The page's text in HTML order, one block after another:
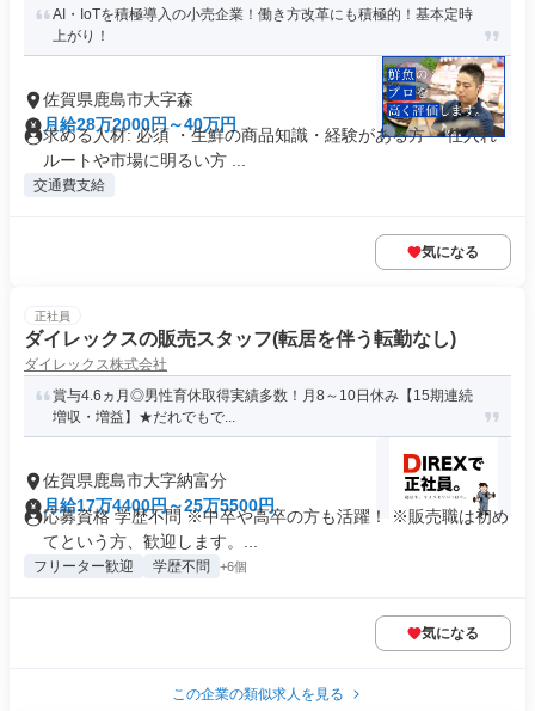
AI・IoTを積極導入の小売企業！働き方改革にも積極的！基本定時
上がり！
佐賀県鹿島市大字森
月給28万2000円～40万円
求める人材: 必須 ・生鮮の商品知識・経験がある方 ・仕入れ
ルートや市場に明るい方 ...
交通費支給
気になる
正社員
ダイレックスの販売スタッフ(転居を伴う転勤なし)
ダイレックス株式会社
賞与4.6ヵ月◎男性育休取得実績多数！月8～10日休み【15期連続
増収・増益】★だれでもで...
佐賀県鹿島市大字納富分
月給17万4400円～25万5500円
応募資格 学歴不問 ※中卒や高卒の方も活躍！ ※販売職は初め
てという方、歓迎します。...
フリーター歓迎 学歴不問 +6個
気になる
この企業の類似求人を見る